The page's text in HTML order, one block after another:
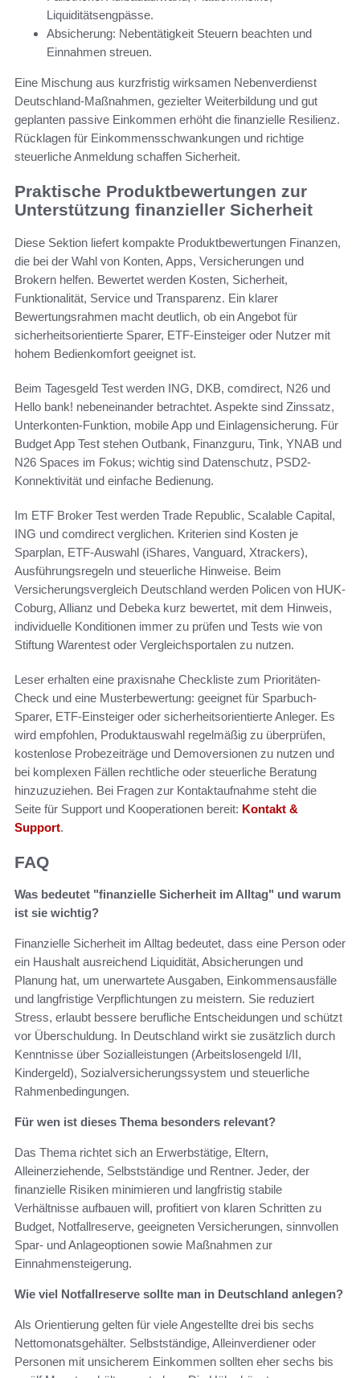
Liquiditätsengpässe.
Absicherung: Nebentätigkeit Steuern beachten und
Einnahmen streuen.
Eine Mischung aus kurzfristig wirksamen Nebenverdienst
Deutschland-Maßnahmen, gezielter Weiterbildung und gut
geplanten passive Einkommen erhöht die finanzielle Resilienz.
Rücklagen für Einkommensschwankungen und richtige
steuerliche Anmeldung schaffen Sicherheit.
Praktische Produktbewertungen zur
Unterstützung finanzieller Sicherheit
Diese Sektion liefert kompakte Produktbewertungen Finanzen,
die bei der Wahl von Konten, Apps, Versicherungen und
Brokern helfen. Bewertet werden Kosten, Sicherheit,
Funktionalität, Service und Transparenz. Ein klarer
Bewertungsrahmen macht deutlich, ob ein Angebot für
sicherheitsorientierte Sparer, ETF-Einsteiger oder Nutzer mit
hohem Bedienkomfort geeignet ist.
Beim Tagesgeld Test werden ING, DKB, comdirect, N26 und
Hello bank! nebeneinander betrachtet. Aspekte sind Zinssatz,
Unterkonten-Funktion, mobile App und Einlagensicherung. Für
Budget App Test stehen Outbank, Finanzguru, Tink, YNAB und
N26 Spaces im Fokus; wichtig sind Datenschutz, PSD2-
Konnektivität und einfache Bedienung.
Im ETF Broker Test werden Trade Republic, Scalable Capital,
ING und comdirect verglichen. Kriterien sind Kosten je
Sparplan, ETF-Auswahl (iShares, Vanguard, Xtrackers),
Ausführungsregeln und steuerliche Hinweise. Beim
Versicherungsvergleich Deutschland werden Policen von HUK-
Coburg, Allianz und Debeka kurz bewertet, mit dem Hinweis,
individuelle Konditionen immer zu prüfen und Tests wie von
Stiftung Warentest oder Vergleichsportalen zu nutzen.
Leser erhalten eine praxisnahe Checkliste zum Prioritäten-
Check und eine Musterbewertung: geeignet für Sparbuch-
Sparer, ETF-Einsteiger oder sicherheitsorientierte Anleger. Es
wird empfohlen, Produktauswahl regelmäßig zu überprüfen,
kostenlose Probezeiträge und Demoversionen zu nutzen und
bei komplexen Fällen rechtliche oder steuerliche Beratung
hinzuzuziehen. Bei Fragen zur Kontaktaufnahme steht die
Seite für Support und Kooperationen bereit: Kontakt &
Support.
FAQ
Was bedeutet "finanzielle Sicherheit im Alltag" und warum
ist sie wichtig?
Finanzielle Sicherheit im Alltag bedeutet, dass eine Person oder
ein Haushalt ausreichend Liquidität, Absicherungen und
Planung hat, um unerwartete Ausgaben, Einkommensausfälle
und langfristige Verpflichtungen zu meistern. Sie reduziert
Stress, erlaubt bessere berufliche Entscheidungen und schützt
vor Überschuldung. In Deutschland wirkt sie zusätzlich durch
Kenntnisse über Sozialleistungen (Arbeitslosengeld I/II,
Kindergeld), Sozialversicherungssystem und steuerliche
Rahmenbedingungen.
Für wen ist dieses Thema besonders relevant?
Das Thema richtet sich an Erwerbstätige, Eltern,
Alleinerziehende, Selbstständige und Rentner. Jeder, der
finanzielle Risiken minimieren und langfristig stabile
Verhältnisse aufbauen will, profitiert von klaren Schritten zu
Budget, Notfallreserve, geeigneten Versicherungen, sinnvollen
Spar- und Anlageoptionen sowie Maßnahmen zur
Einnahmensteigerung.
Wie viel Notfallreserve sollte man in Deutschland anlegen?
Als Orientierung gelten für viele Angestellte drei bis sechs
Nettomonatsgehälter. Selbstständige, Alleinverdiener oder
Personen mit unsicherem Einkommen sollten eher sechs bis